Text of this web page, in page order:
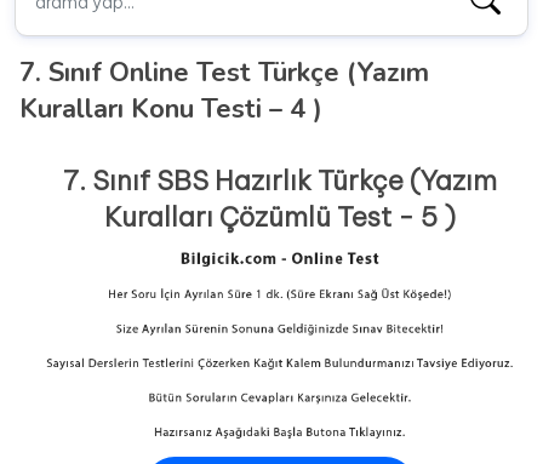
7. Sınıf Online Test Türkçe (Yazım
Kuralları Konu Testi – 4 )
7. Sınıf SBS Hazırlık Türkçe (Yazım
Kuralları Çözümlü Test - 5 )